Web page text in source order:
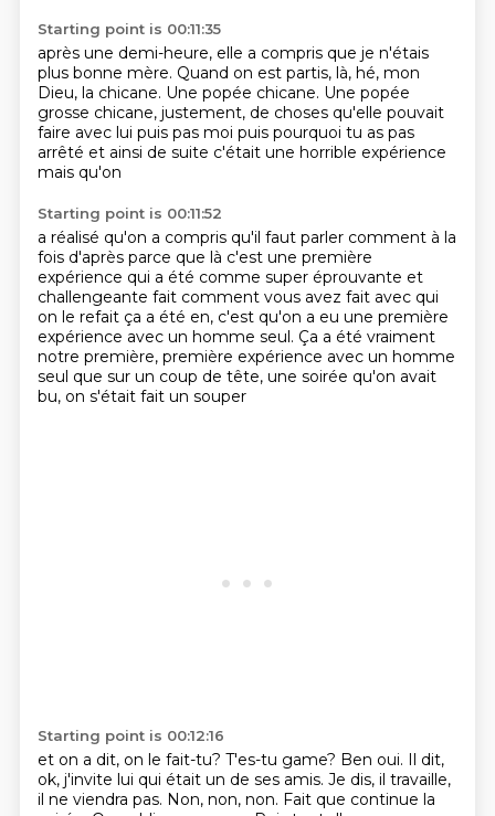
Starting point is 00:11:35
après une demi-heure, elle a compris que je n'étais
plus bonne mère. Quand on est partis, là, hé, mon
Dieu, la chicane. Une popée chicane. Une popée
grosse chicane, justement, de choses qu'elle pouvait
faire avec lui puis pas moi puis pourquoi tu as pas
arrêté et ainsi de suite c'était une horrible expérience
mais qu'on
Starting point is 00:11:52
a réalisé qu'on a compris qu'il faut parler comment à la
fois d'après parce que là c'est une première
expérience qui a été comme super éprouvante et
challengeante fait comment vous avez fait avec qui
on le refait ça a été en, c'est qu'on a eu une première
expérience avec un homme seul. Ça a été vraiment
notre première, première expérience avec un homme
seul que sur un coup de tête, une soirée qu'on avait
bu, on s'était fait un souper
Starting point is 00:12:16
et on a dit, on le fait-tu? T'es-tu game? Ben oui. Il dit,
ok, j'invite lui qui était un de ses amis. Je dis, il travaille,
il ne viendra pas. Non, non, non. Fait que continue la